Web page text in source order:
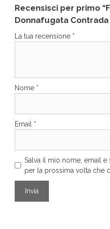
Recensisci per primo
Donnafugata
La tua recensione *
Nome *
Email *
Salva il mio nome, email
per la prossima volta che